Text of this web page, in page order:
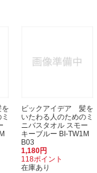
ビックアイデア 髪を
いたわる人のためのミ
ニバスタオル スモー
キーブルー BI-TW1M
B03
1,180円
118ポイント
在庫あり